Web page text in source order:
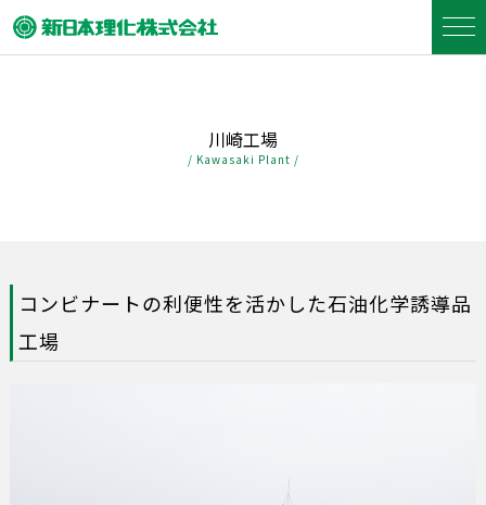
川崎工場
/ Kawasaki Plant /
コンビナートの利便性を活かした石油化学誘導品
工場